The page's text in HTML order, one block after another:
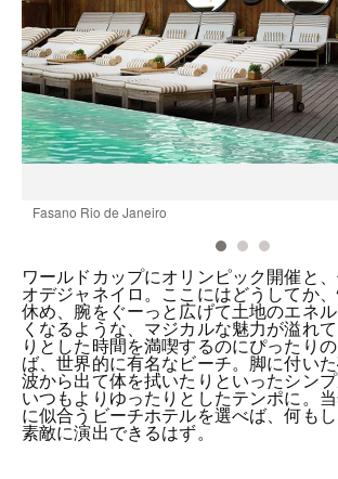
Fasano Rio de Janeiro
ワールドカップにオリンピック開催と
オデジャネイロ。ここにはどうしてか
休め、腕をぐーっと広げて土地のエネ
くなるような、マジカルな魅力が溢れ
りとした時間を満喫するのにぴったり
ば、世界的に有名なビーチ。脚に付い
波から出て体を拭いたりといったシンプ
いつもよりゆったりとしたテンポに。
に似合うビーチホテルを選べば、何も
素敵に演出できるはず。